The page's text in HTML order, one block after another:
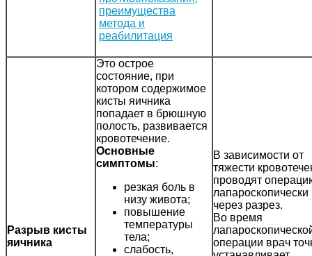
Разрыв кисты
яичника
Это острое
состояние, при
котором содержимое
кисты яичника
попадает в брюшную
полость, развивается
кровотечение.
Основные
симптомы:
резкая боль в
низу живота;
повышение
температуры
тела;
слабость,
В зависимости от
тяжести
проводят
лапароскопически
через разрез.
Во время
операции врач